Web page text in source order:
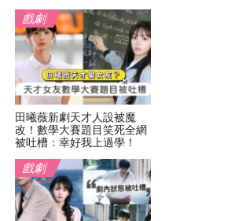
戲劇
田曦薇新劇天才人設被魔
改！數學大賽題目笑死全網
被吐槽：幸好我上過學！
戲劇